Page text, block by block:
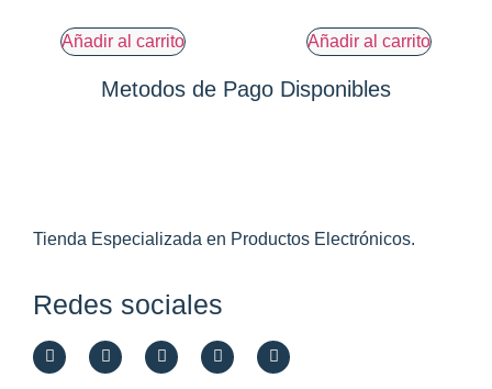
Añadir al carrito Añadir al carrito
Metodos de Pago Disponibles
Tienda Especializada en Productos Electrónicos.
Redes sociales